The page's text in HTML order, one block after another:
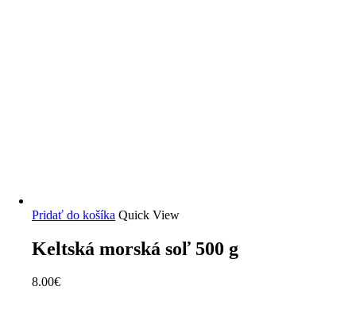
Pridať do košíka Quick View
Keltská morská soľ 500 g
8.00€